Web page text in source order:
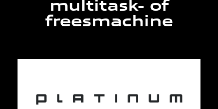
multitask- of
freesmachine